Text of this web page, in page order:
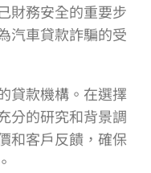
財務安全的重要步
汽車貸款詐騙的受
貸款機構。在選擇
分的研究和背景調
和客戶反饋，確保